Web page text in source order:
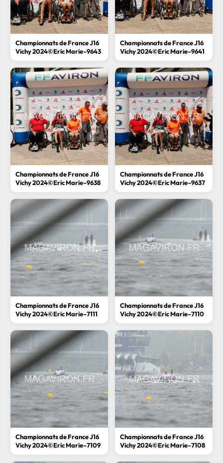
Championnats de France J16
Vichy 2024©Eric Marie–9643
Championnats de France J16
Vichy 2024©Eric Marie–9641
Championnats de France J16
Vichy 2024©Eric Marie–9638
Championnats de France J16
Vichy 2024©Eric Marie–9637
Championnats de France J16
Vichy 2024©Eric Marie–7111
Championnats de France J16
Vichy 2024©Eric Marie–7110
Championnats de France J16
Vichy 2024©Eric Marie–7109
Championnats de France J16
Vichy 2024©Eric Marie–7108